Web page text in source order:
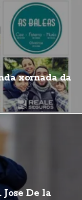
xornada da
De la